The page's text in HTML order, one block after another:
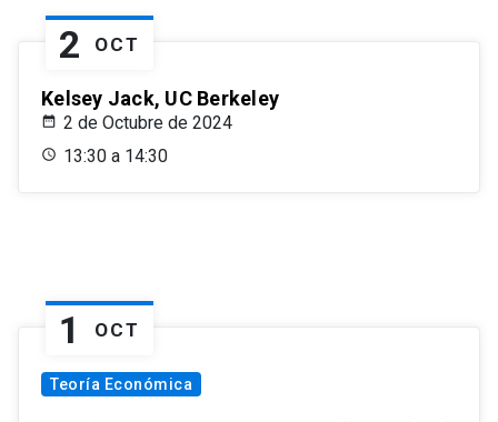
2 OCT
Kelsey Jack, UC Berkeley
2 de Octubre de 2024
13:30 a 14:30
1 OCT
Teoría Económica